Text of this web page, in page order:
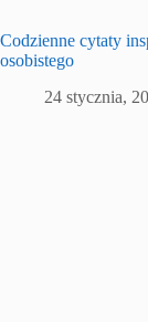
Codzienne cytaty
osobistego
24 stycznia,